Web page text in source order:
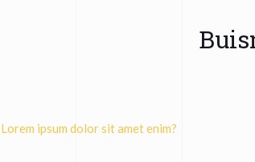
Lorem ipsum dolor sit amet enim?